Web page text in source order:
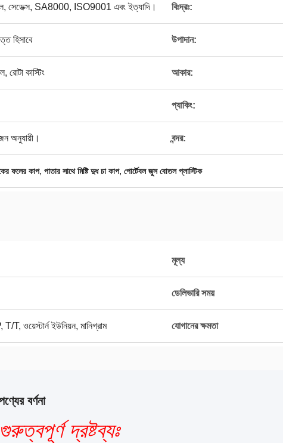
সেডেক্স, SA8000, ISO9001 এবং ইত্যাদি। বিঃদ্রঃ:
হিসাবে উপাদান:
রোটা কাস্টিং আকার:
প্যাকিং:
অনুযায়ী। বন্দর:
ফলের কাপ, পাতার সাথে মিষ্টি দুধ চা কাপ, পোর্টেবল জুস বোতল প্লাস্টিক
মূল্য
ডেলিভারি সময়
ওয়েস্টার্ন ইউনিয়ন, মানিগ্রাম যোগানের ক্ষমতা
বর্ণনা
গুরুত্বপূর্ণ দ্রষ্টব্যঃ